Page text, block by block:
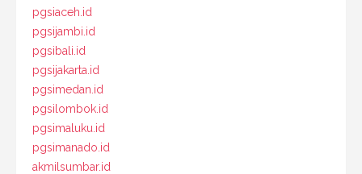
pgsiaceh.id
pgsijambi.id
pgsibali.id
pgsijakarta.id
pgsimedan.id
pgsilombok.id
pgsimaluku.id
pgsimanado.id
akmilsumbar.id